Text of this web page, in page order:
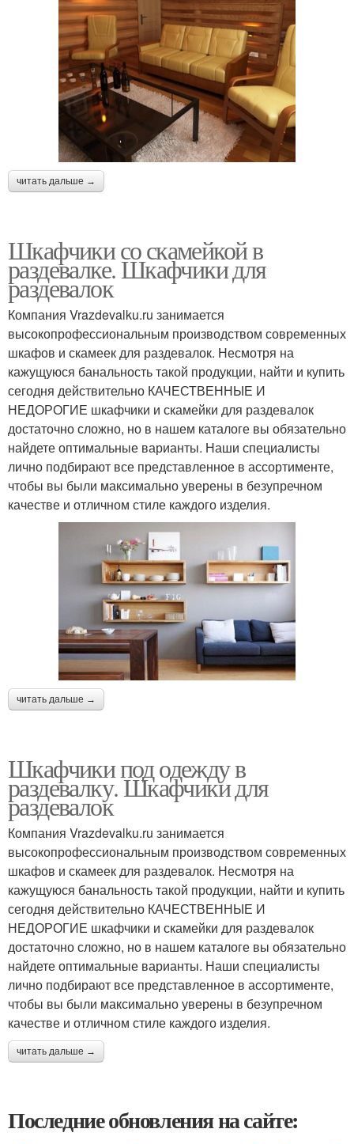
читать дальше →
Шкафчики со скамейкой в
раздевалке. Шкафчики для
раздевалок
Компания Vrazdevalku.ru занимается
высокопрофессиональным производством современных
шкафов и скамеек для раздевалок. Несмотря на
кажущуюся банальность такой продукции, найти и купить
сегодня действительно КАЧЕСТВЕННЫЕ И
НЕДОРОГИЕ шкафчики и скамейки для раздевалок
достаточно сложно, но в нашем каталоге вы обязательно
найдете оптимальные варианты. Наши специалисты
лично подбирают все представленное в ассортименте,
чтобы вы были максимально уверены в безупречном
качестве и отличном стиле каждого изделия.
читать дальше →
Шкафчики под одежду в
раздевалку. Шкафчики для
раздевалок
Компания Vrazdevalku.ru занимается
высокопрофессиональным производством современных
шкафов и скамеек для раздевалок. Несмотря на
кажущуюся банальность такой продукции, найти и купить
сегодня действительно КАЧЕСТВЕННЫЕ И
НЕДОРОГИЕ шкафчики и скамейки для раздевалок
достаточно сложно, но в нашем каталоге вы обязательно
найдете оптимальные варианты. Наши специалисты
лично подбирают все представленное в ассортименте,
чтобы вы были максимально уверены в безупречном
качестве и отличном стиле каждого изделия.
читать дальше →
Последние обновления на сайте: